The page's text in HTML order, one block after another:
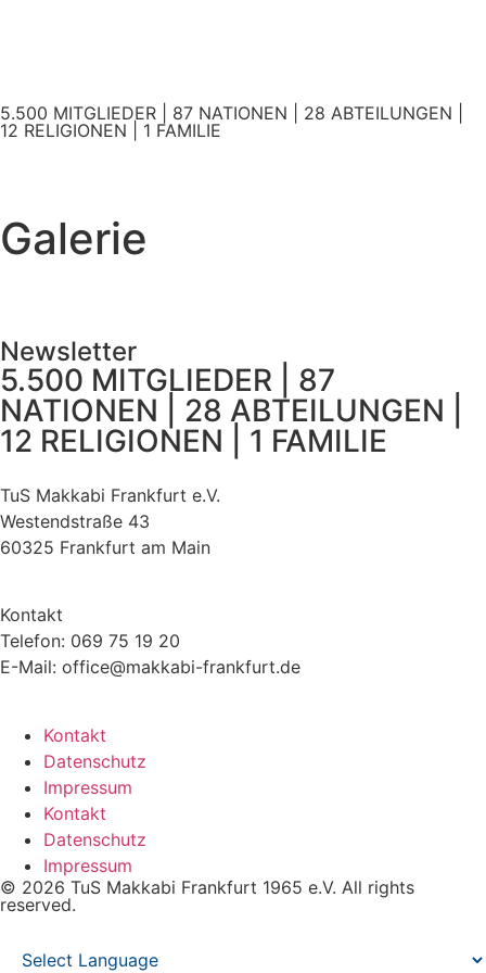
5.500 MITGLIEDER | 87 NATIONEN | 28 ABTEILUNGEN |
12 RELIGIONEN | 1 FAMILIE
Galerie
Newsletter
5.500 MITGLIEDER | 87
NATIONEN | 28 ABTEILUNGEN |
12 RELIGIONEN | 1 FAMILIE
TuS Makkabi Frankfurt e.V.
Westendstraße 43
60325 Frankfurt am Main
Kontakt
Telefon: 069 75 19 20
E-Mail: office@makkabi-frankfurt.de
Kontakt
Datenschutz
Impressum
Kontakt
Datenschutz
Impressum
© 2026 TuS Makkabi Frankfurt 1965 e.V. All rights
reserved.